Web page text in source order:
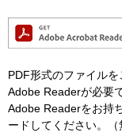
PDF形式のファイル
Adobe Readerが必要で
Adobe Readerをお持
ードしてください。（